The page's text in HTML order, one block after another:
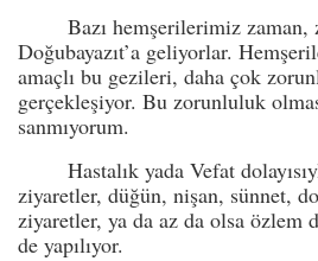
Bazı hemşerilerimiz zaman,
Doğubayazıt’a geliyorlar.
amaçlı bu gezileri, daha çok
gerçekleşiyor. Bu zorunluluk
sanmıyorum.
Hastalık yada Vefat
ziyaretler, düğün, nişan, sünnet,
ziyaretler, ya da az da olsa özlem
de yapılıyor.